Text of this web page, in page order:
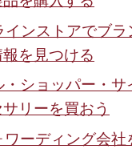
インストアでブ
を見つける
ショッパー・サ
リーを買おう
ーディング会社